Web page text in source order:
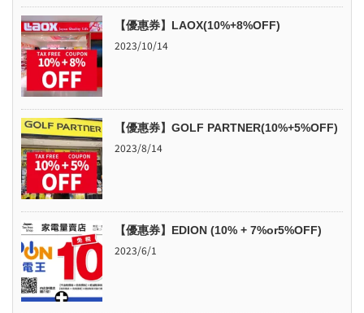
【優惠券】LAOX(10%+8%OFF)
2023/10/14
【優惠券】GOLF PARTNER(10%+5%OFF)
2023/8/14
【優惠券】EDION (10% + 7%or5%OFF)
2023/6/1